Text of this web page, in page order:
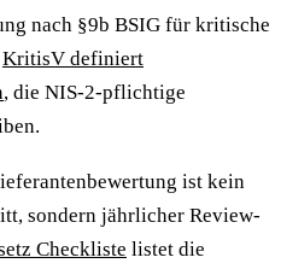
nach §9b BSIG für kritische
KritisV definiert
, die NIS-2-pflichtige
ist kein
sondern jährlicher Review-
Checkliste listet die